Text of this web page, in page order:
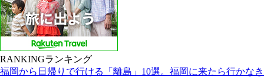
RANKINGランキング
福岡から日帰りで行ける「離島」10選。福岡に来たら行かなき